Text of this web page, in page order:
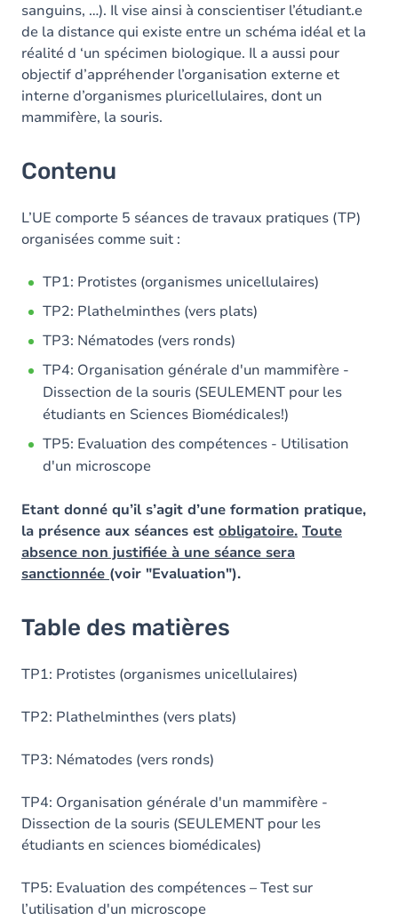
sanguins, …). Il vise ainsi à conscientiser l’étudiant.e
de la distance qui existe entre un schéma idéal et la
réalité d ‘un spécimen biologique. Il a aussi pour
objectif d’appréhender l’organisation externe et
interne d’organismes pluricellulaires, dont un
mammifère, la souris.
Contenu
L’UE comporte 5 séances de travaux pratiques (TP)
organisées comme suit :
TP1: Protistes (organismes unicellulaires)
TP2: Plathelminthes (vers plats)
TP3: Nématodes (vers ronds)
TP4: Organisation générale d'un mammifère -
Dissection de la souris (SEULEMENT pour les
étudiants en Sciences Biomédicales!)
TP5: Evaluation des compétences - Utilisation
d'un microscope
Etant donné qu’il s’agit d’une formation pratique,
la présence aux séances est obligatoire. Toute
absence non justifiée à une séance sera
sanctionnée (voir "Evaluation").
Table des matières
TP1: Protistes (organismes unicellulaires)
TP2: Plathelminthes (vers plats)
TP3: Nématodes (vers ronds)
TP4: Organisation générale d'un mammifère -
Dissection de la souris (SEULEMENT pour les
étudiants en sciences biomédicales)
TP5: Evaluation des compétences – Test sur
l’utilisation d'un microscope